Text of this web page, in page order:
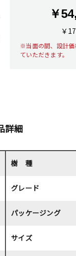
￥
￥
※当面の間、設計価
ていただきます。
詳細
樹 種
グレード
パッケージング
サイズ